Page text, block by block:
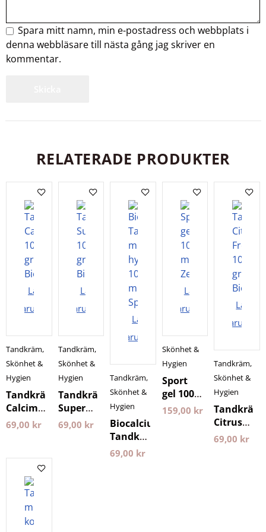
Spara mitt namn, min e-postadress och webbplats i
denna webbläsare till nästa gång jag skriver en
kommentar.
RELATERADE PRODUKTER
Lägg i
varukorgen
Tandkräm,
Skönhet &
Hygien
Tandkräm
Calcimax
100
69,00 kr
Lägg i
varukorgen
Tandkräm,
Skönhet &
Hygien
Tandkräm
Superwhite
100
69,00 kr
Lägg i
varukorgen
Tandkräm,
Skönhet &
Hygien
Biocalcium
Tandkräm
med
69,00 kr
Lägg i
varukorgen
Skönhet &
Hygien
Sport
gel 100
ml
159,00 kr
Lägg i
Tandkräm,
Skönhet &
Hygien
Tandkräm
Citrus
Fresh
69,00 kr